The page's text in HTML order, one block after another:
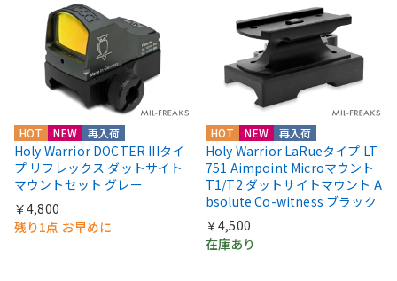
HOT NEW 再入荷
Holy Warrior DOCTER IIIタイ
プ リフレックス ダットサイト
マウントセット グレー
￥4,800
残り1点 お早めに
HOT NEW 再入荷
Holy Warrior LaRueタイプ LT
751 Aimpoint Microマウント
T1/T2 ダットサイトマウント A
bsolute Co-witness ブラック
￥4,500
在庫あり